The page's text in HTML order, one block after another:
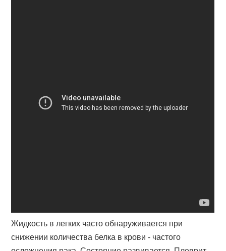
Жидкость в легких часто обнаруживается при
снижении количества белка в крови - частого